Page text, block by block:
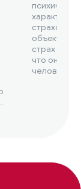
страхом
объектами
страх
что он
человека,